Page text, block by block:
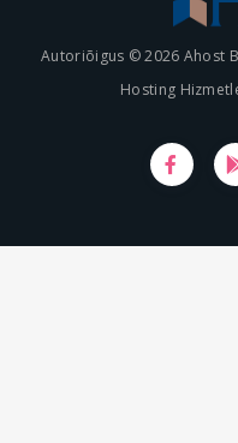
Autoriõigus © 2026 Ahost
Hosting